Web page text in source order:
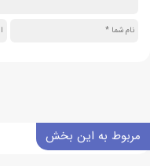
مربوط به این بخش